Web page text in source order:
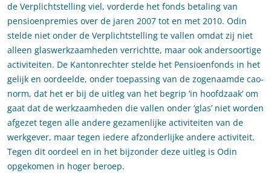
de Verplichtstelling viel, vorderde het fonds betaling van
pensioenpremies over de jaren 2007 tot en met 2010. Odin
stelde niet onder de Verplichtstelling te vallen omdat zij niet
alleen glaswerkzaamheden verrichtte, maar ook andersoortige
activiteiten. De Kantonrechter stelde het Pensioenfonds in het
gelijk en oordeelde, onder toepassing van de zogenaamde cao-
norm, dat het er bij de uitleg van het begrip ‘in hoofdzaak’ om
gaat dat de werkzaamheden die vallen onder ‘glas’ niet worden
afgezet tegen alle andere gezamenlijke activiteiten van de
werkgever, maar tegen iedere afzonderlijke andere activiteit.
Tegen dit oordeel en in het bijzonder deze uitleg is Odin
opgekomen in hoger beroep.